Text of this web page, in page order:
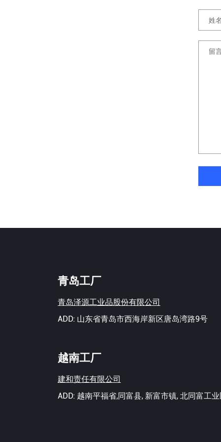
青岛工厂
青岛泽源工业品股份有限公司
ADD: 山东省青岛市西海岸新区唐岛湾路9号
越南工厂
建和责任有限公司
ADD: 越南平福省,同富县, 新富市镇, 北同富工